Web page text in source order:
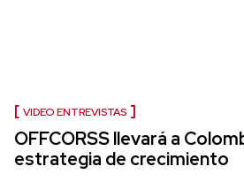
VIDEO ENTREVISTAS
OFFCORSS llevará a
estrategia de crecimiento